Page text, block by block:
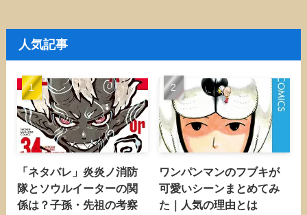
人気記事
「ネタバレ」炎炎ノ消防
隊とソウルイーターの関
係は？子孫・先祖の考察
ワンパンマンのフブキが
可愛いシーンまとめてみ
た｜人気の理由とは